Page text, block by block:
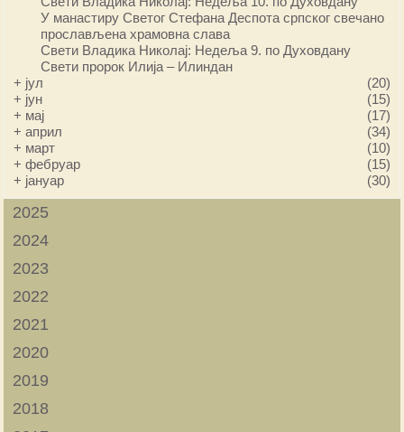
У манастиру Светог Стефана Деспота српског свечано
прослављена храмовна слава
Свети Владика Николај: Недеља 9. по Духовдану
Свети пророк Илија – Илиндан
+ јул
(20)
+ јун
(15)
+ мај
(17)
+април
(34)
+ март
(10)
+фебруар
(15)
+ јануар (30)
2025
2024
2023
2022
2021
2020
2019
2018